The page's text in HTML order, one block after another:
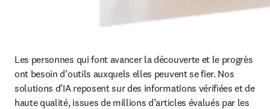
Les personnes qui font avancer la découverte et le progrès
ont besoin d’outils auxquels elles peuvent se fier. Nos
solutions d’IA reposent sur des informations vérifiées et de
haute qualité, issues de millions d’articles évalués par les